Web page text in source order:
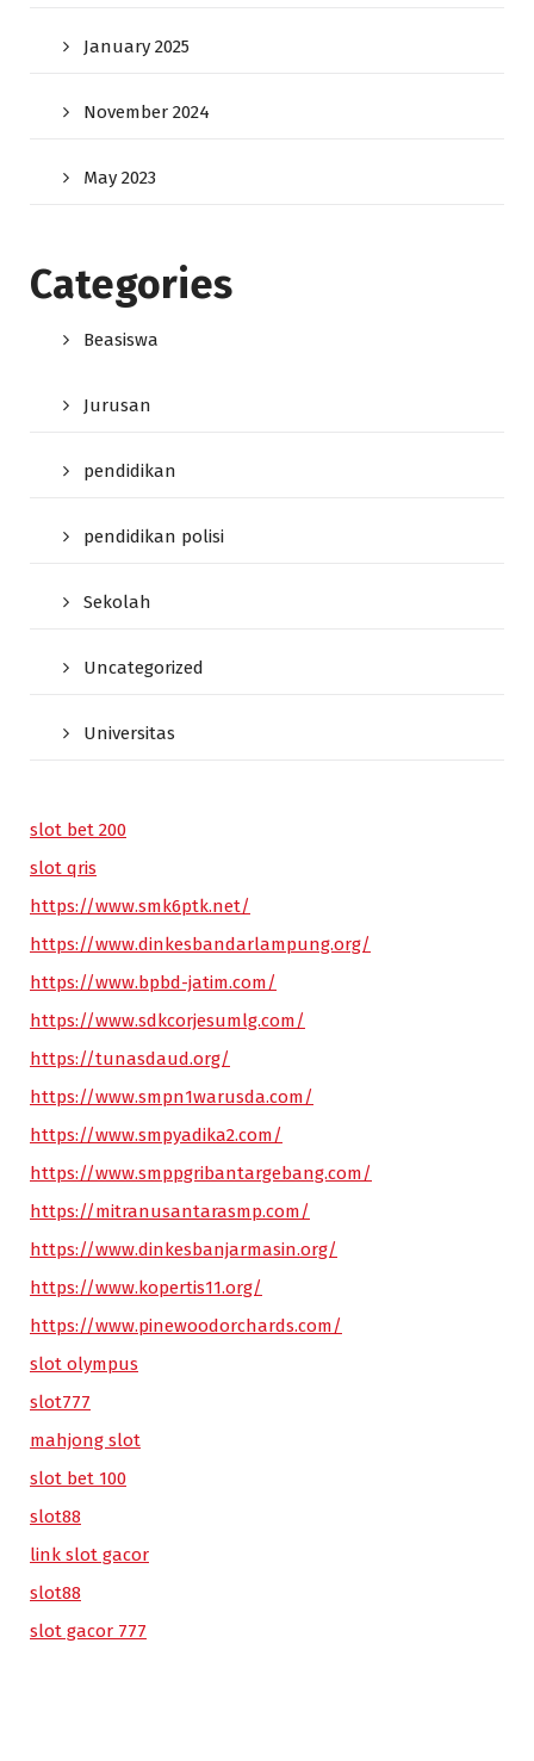
January 2025
November 2024
May 2023
Categories
Beasiswa
Jurusan
pendidikan
pendidikan polisi
Sekolah
Uncategorized
Universitas
slot bet 200
slot qris
https://www.smk6ptk.net/
https://www.dinkesbandarlampung.org/
https://www.bpbd-jatim.com/
https://www.sdkcorjesumlg.com/
https://tunasdaud.org/
https://www.smpn1warusda.com/
https://www.smpyadika2.com/
https://www.smppgribantargebang.com/
https://mitranusantarasmp.com/
https://www.dinkesbanjarmasin.org/
https://www.kopertis11.org/
https://www.pinewoodorchards.com/
slot olympus
slot777
mahjong slot
slot bet 100
slot88
link slot gacor
slot88
slot gacor 777